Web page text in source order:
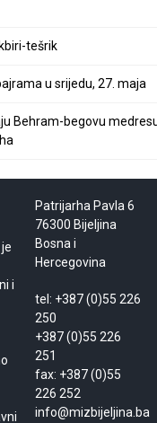
tešrik
u srijedu, 27. maja
Behram-begovu
i
Patrijarha Pavla 6
76300 Bijeljina
Bosna i
Hercegovina
tel: +387 (0)55 226
250
+387 (0)55 226
251
fax: +387 (0)55
226 252
info@mizbijeljina.ba